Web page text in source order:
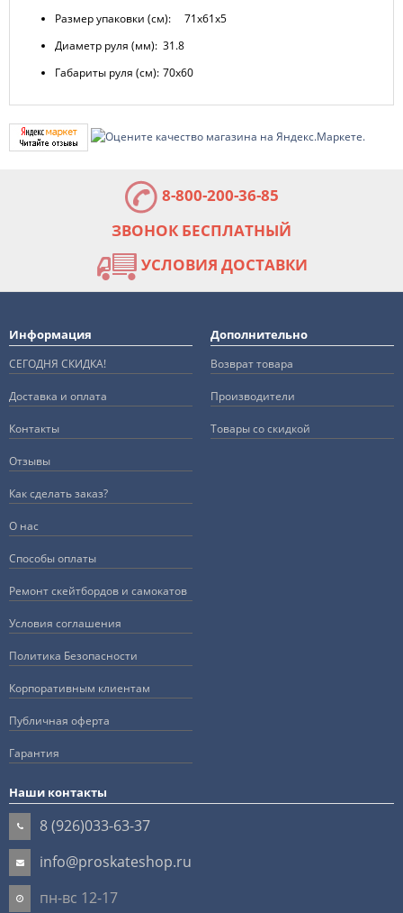
Размер упаковки (см):
71х61х5
Диаметр руля (мм): 31.8
Габариты руля (см): 70х60
8-800-200-36-85
ЗВОНОК БЕСПЛАТНЫЙ
УСЛОВИЯ ДОСТАВКИ
Информация
СЕГОДНЯ СКИДКА!
Доставка и оплата
Контакты
Отзывы
Как сделать заказ?
О нас
Способы оплаты
Ремонт скейтбордов и самокатов
Условия соглашения
Политика Безопасности
Корпоративным клиентам
Публичная оферта
Гарантия
Дополнительно
Возврат товара
Производители
Товары со скидкой
Наши контакты
8 (926)033-63-37
info@proskateshop.ru
пн-вс 12-17